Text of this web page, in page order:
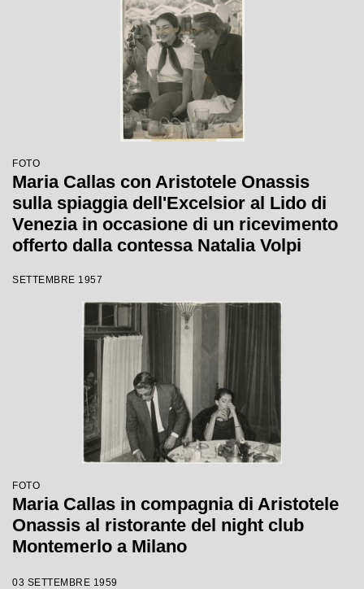
FOTO
Maria Callas con Aristotele Onassis
sulla spiaggia dell'Excelsior al Lido di
Venezia in occasione di un ricevimento
offerto dalla contessa Natalia Volpi
SETTEMBRE 1957
FOTO
Maria Callas in compagnia di Aristotele
Onassis al ristorante del night club
Montemerlo a Milano
03 SETTEMBRE 1959